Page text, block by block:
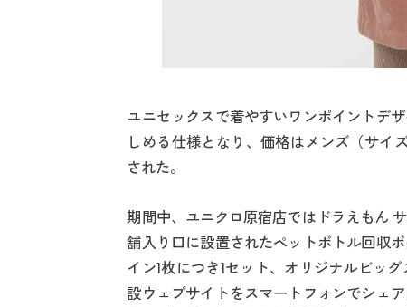
ユニセックスで着やすいワンポイントデ
しめる仕様となり、価格はメンズ（サイ
された。
期間中、ユニクロ原宿店ではドラえもん
舗入り口に設置されたペットボトル回収
イン1枚につき1セット、オリジナルビッ
設ウェブサイトをスマートフォンでシェ